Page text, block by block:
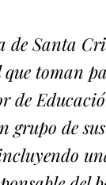
de Santa
toman
de
de